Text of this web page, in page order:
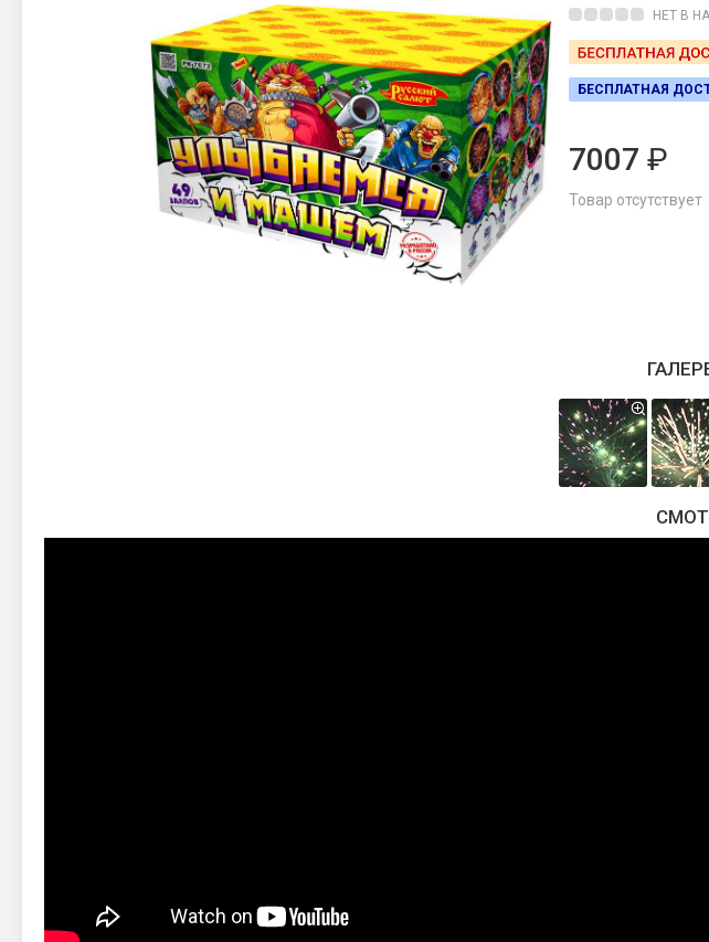
Новинки 2025/26
Фейерверки на свадьбу
Фейерверк-шоу
Батареи салютов
Петарды
Терочные
Фитильные
Лимонки, гранаты
Корсары
Летающие и наземные
Бабочки, пчелы
Жуки
Факелы цветного огня
Сигнальная пиротехника
НЕТ В
БЕСПЛАТНАЯ
7007 ₽
Товар отсутствует